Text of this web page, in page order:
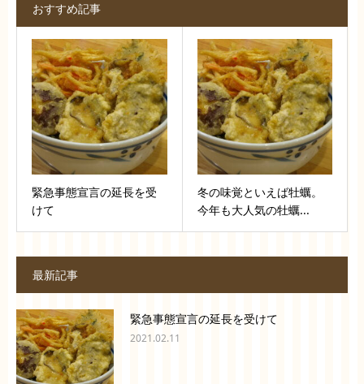
おすすめ記事
緊急事態宣言の延長を受
けて
冬の味覚といえば牡蠣。
今年も大人気の牡蠣...
最新記事
緊急事態宣言の延長を受けて
2021.02.11